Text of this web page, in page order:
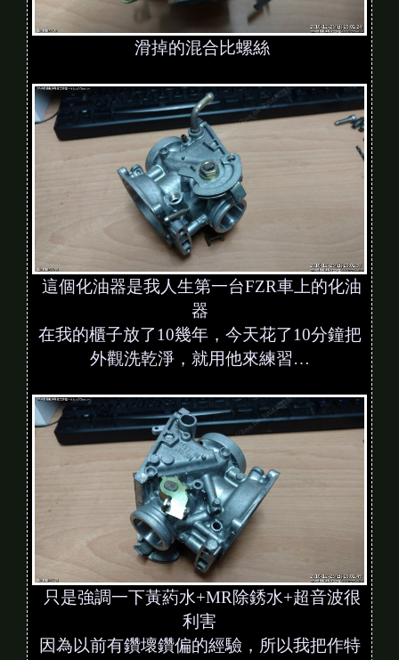
滑掉的混合比螺絲
這個化油器是我人生第一台FZR車上的化油
器
在我的櫃子放了10幾年，今天花了10分鐘把
外觀洗乾淨，就用他來練習…
只是強調一下黃葯水+MR除銹水+超音波很
利害
因為以前有鑽壞鑽偏的經驗，所以我把作特